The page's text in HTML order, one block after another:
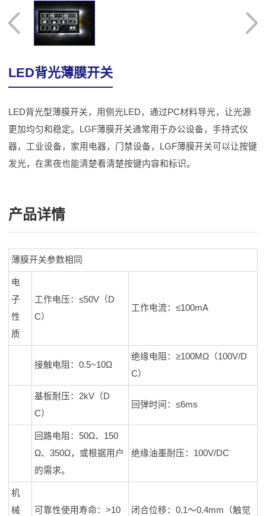
LED背光薄膜开关
LED背光型薄膜开关，用侧光LED，通过PC材料导光，让光源
更加均匀和稳定。LGF薄膜开关通常用于办公设备，手持式仪
器，工业设备，家用电器，门禁设备，LGF薄膜开关可以让按键
发光，在黑夜也能清楚看清楚按键内容和标识。
产品详情
薄膜开关参数相同
电
子
性
质
工作电压：≤50V（D
C）
工作电流：≤100mA
接触电阻：0.5~10Ω
绝缘电阻：≥100MΩ（100V/D
C）
基板耐压：2kV（D
C）
回弹时间：≤6ms
回路电阻：50Ω、150
Ω、350Ω，或根据用户
的需求。
绝缘油墨耐压：100V/DC
机
械
可靠性使用寿命：>10
闭合位移：0.1～0.4mm（触觉